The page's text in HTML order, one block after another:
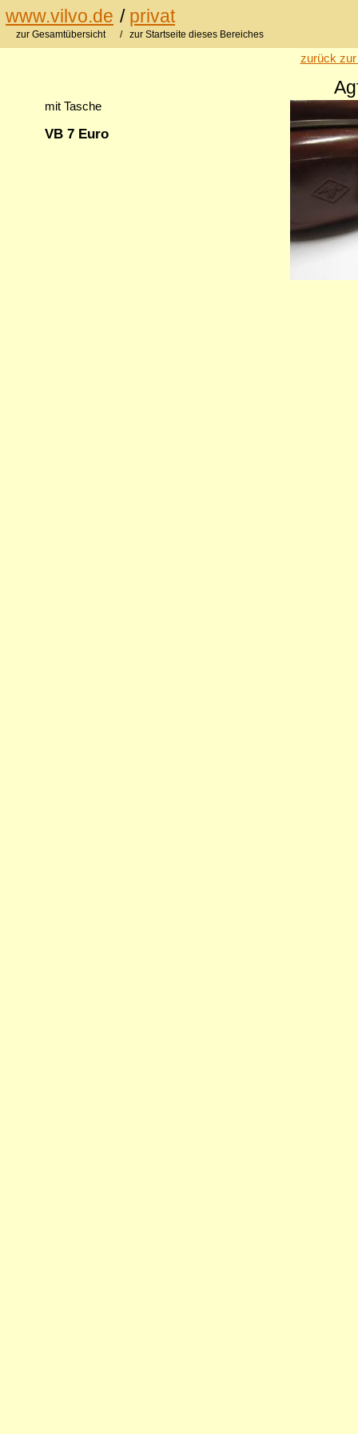
www.vilvo.de / privat
zur Gesamtübersicht / zur Startseite dieses Bereiches
zurück
mit Tasche
VB 7 Euro